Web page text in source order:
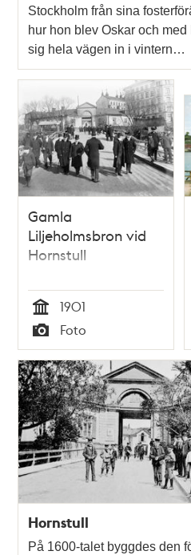
Stockholm från sina
hur hon blev Oskar och
sig hela vägen in i vintern…
Gamla
Liljeholmsbron vid
Hornstull
Tid
1901
Typ
Foto
Hornstull
På 1600-talet byggdes den